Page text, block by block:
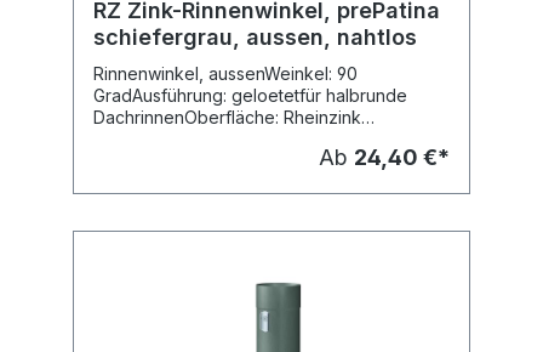
RZ Zink-Rinnenwinkel, prePatina
schiefergrau, aussen, nahtlos
Rinnenwinkel, aussenWeinkel: 90
GradAusführung: geloetetfür halbrunde
DachrinnenOberfläche: Rheinzink
Ab 24,40 €*